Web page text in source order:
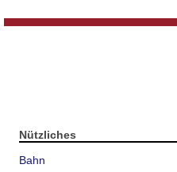
Nützliches
Bahn